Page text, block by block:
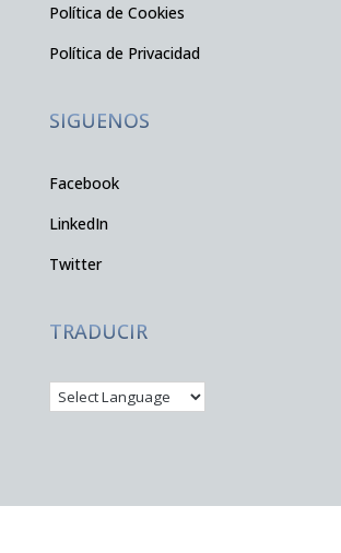
Política de Cookies
Política de Privacidad
SIGUENOS
Facebook
LinkedIn
Twitter
TRADUCIR